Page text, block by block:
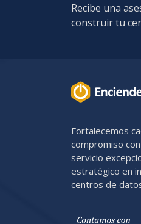
Recibe una
construir tu
Fortalecemos
compromiso
servicio
estratégico en
centros de